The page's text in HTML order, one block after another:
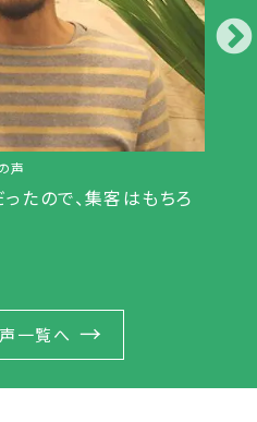
声
たので、集客はもちろ
一覧へ